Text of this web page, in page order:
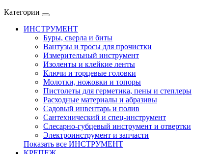
Категории
ИНСТРУМЕНТ
Буры, сверла и биты
Вантузы и тросы для прочистки
Измерительный инструмент
Изоленты и клейкие ленты
Ключи и торцевые головки
Молотки, ножовки и топоры
Пистолеты для герметика, пены и степлеры
Расходные материалы и абразивы
Садовый инвентарь и полив
Сантехнический и спец-инструмент
Слесарно-губцевый инструмент и отвертки
Электроинструмент и запчасти
Показать все ИНСТРУМЕНТ